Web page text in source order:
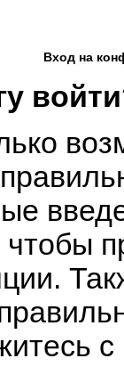
Вход на